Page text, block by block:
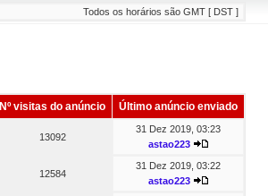
Todos os horários são GMT [ DST ]
Nº visitas do anúncio Último anúncio enviado
13092
31 Dez 2019, 03:23
astao223
12584
31 Dez 2019, 03:22
astao223